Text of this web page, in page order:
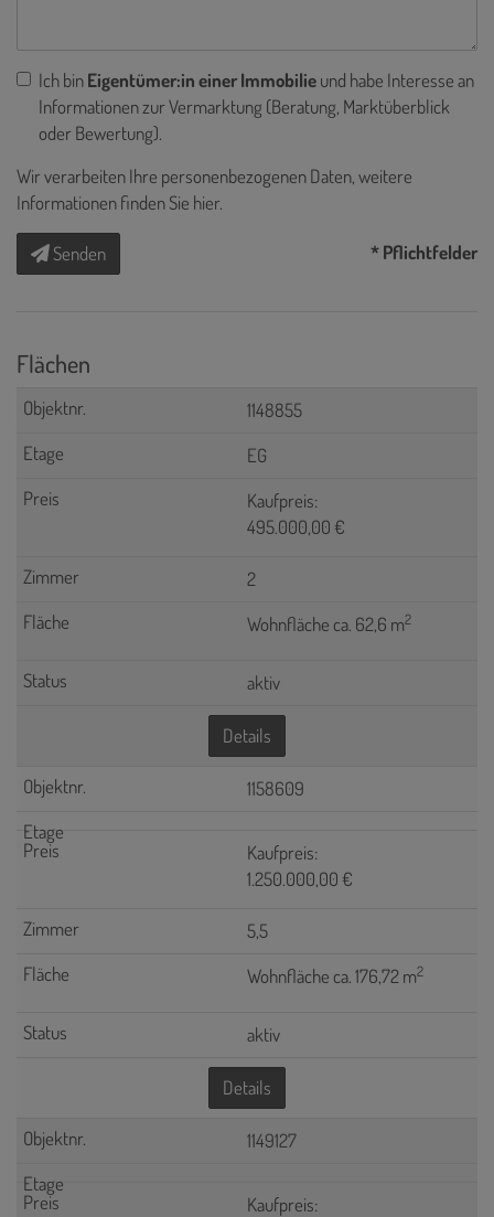
Ich binEigentümer:in einer Immobilieund habe Interesse an
Informationen zur Vermarktung (Beratung, Marktüberblick
oder Bewertung).
Wir verarbeiten Ihre personenbezogenen Daten, weitere
Informationen finden Sie hier.
Senden * Pflichtfelder
Flächen
1148855
EG
Kaufpreis:
495.000,00 €
2
Wohnfläche ca. 62,6 m2
aktiv
Details
1158609
Kaufpreis:
1.250.000,00 €
5,5
Wohnfläche ca. 176,72 m2
aktiv
Details
1149127
Kaufpreis: